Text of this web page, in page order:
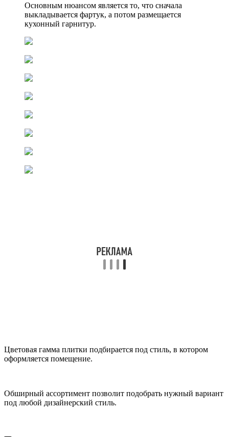
Основным нюансом является то, что сначала
выкладывается фартук, а потом размещается
кухонный гарнитур.
Цветовая гамма плитки подбирается под стиль, в котором
оформляется помещение.
Обширный ассортимент позволит подобрать нужный вариант
под любой дизайнерский стиль.